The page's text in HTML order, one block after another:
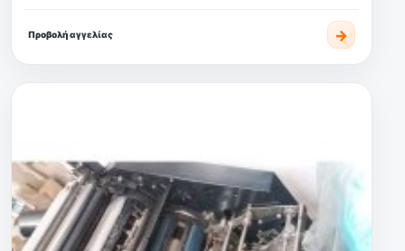
Προβολή αγγελίας →